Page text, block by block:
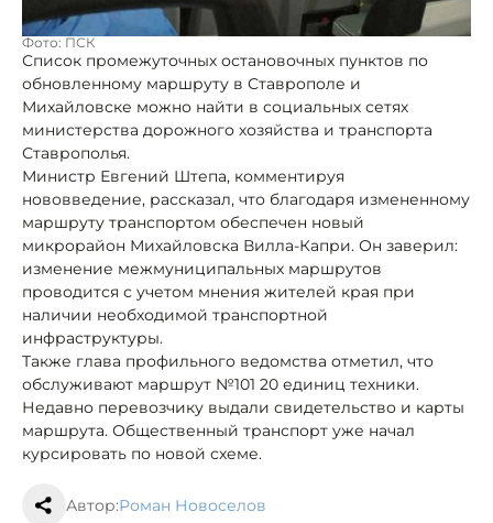
Фото: ПСК
Список промежуточных остановочных пунктов по
обновленному маршруту в Ставрополе и
Михайловске можно найти в социальных сетях
министерства дорожного хозяйства и транспорта
Ставрополья.
Министр Евгений Штепа, комментируя
нововведение, рассказал, что благодаря измененному
маршруту транспортом обеспечен новый
микрорайон Михайловска Вилла-Капри. Он заверил:
изменение межмуниципальных маршрутов
проводится с учетом мнения жителей края при
наличии необходимой транспортной
инфраструктуры.
Также глава профильного ведомства отметил, что
обслуживают маршрут №101 20 единиц техники.
Недавно перевозчику выдали свидетельство и карты
маршрута. Общественный транспорт уже начал
курсировать по новой схеме.
Автор:Роман Новоселов